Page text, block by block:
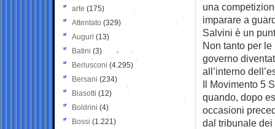
una
imparare a
Salvini è un
Non tanto per
governo
all’interno
Il Movimento 5
quando, dopo
occasioni
dal tribunale
arte (175)
Attentato (329)
Auguri (13)
Batini (3)
Berlusconi (4.295)
Bersani (234)
Biasotti (12)
Boldrini (4)
Bossi (1.221)